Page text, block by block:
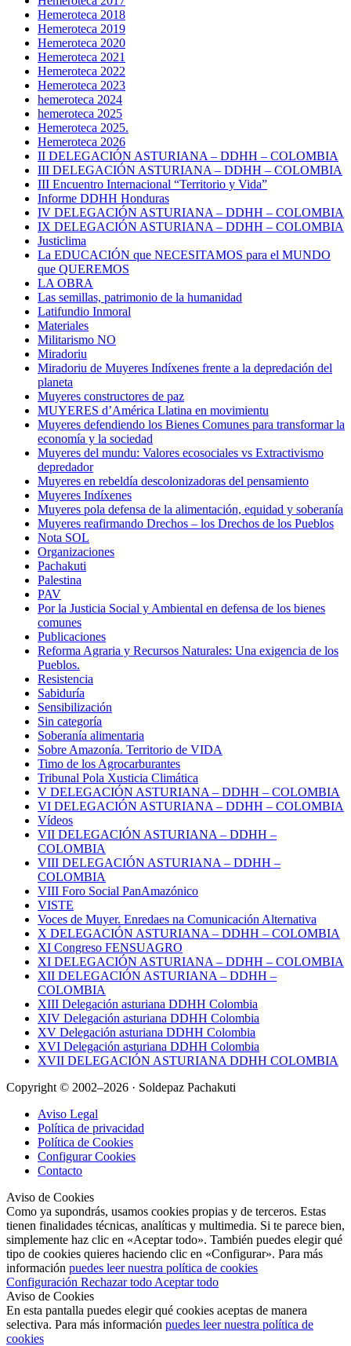
Hemeroteca 2018
Hemeroteca 2019
Hemeroteca 2020
Hemeroteca 2021
Hemeroteca 2022
Hemeroteca 2023
hemeroteca 2024
hemeroteca 2025
Hemeroteca 2025.
Hemeroteca 2026
II DELEGACIÓN ASTURIANA – DDHH – COLOMBIA
III DELEGACIÓN ASTURIANA – DDHH – COLOMBIA
III Encuentro Internacional “Territorio y Vida”
Informe DDHH Honduras
IV DELEGACIÓN ASTURIANA – DDHH – COLOMBIA
IX DELEGACIÓN ASTURIANA – DDHH – COLOMBIA
Justiclima
La EDUCACIÓN que NECESITAMOS para el MUNDO
que QUEREMOS
LA OBRA
Las semillas, patrimonio de la humanidad
Latifundio Inmoral
Materiales
Militarismo NO
Miradoriu
Miradoriu de Muyeres Indíxenes frente a la depredación del
planeta
Muyeres constructores de paz
MUYERES d’América Llatina en movimientu
Muyeres defendiendo los Bienes Comunes para transformar la
economía y la sociedad
Muyeres del mundu: Valores ecosociales vs Extractivismo
depredador
Muyeres en rebeldía descolonizadoras del pensamiento
Muyeres Indíxenes
Muyeres pola defensa de la alimentación, equidad y soberanía
Muyeres reafirmando Drechos – los Drechos de los Pueblos
Nota SOL
Organizaciones
Pachakuti
Palestina
PAV
Por la Justicia Social y Ambiental en defensa de los bienes
comunes
Publicaciones
Reforma Agraria y Recursos Naturales: Una exigencia de los
Pueblos.
Resistencia
Sabiduría
Sensibilización
Sin categoría
Soberanía alimentaria
Sobre Amazonía. Territorio de VIDA
Timo de los Agrocarburantes
Tribunal Pola Xusticia Climática
V DELEGACIÓN ASTURIANA – DDHH – COLOMBIA
VI DELEGACIÓN ASTURIANA – DDHH – COLOMBIA
Vídeos
VII DELEGACIÓN ASTURIANA – DDHH –
COLOMBIA
VIII DELEGACIÓN ASTURIANA – DDHH –
COLOMBIA
VIII Foro Social PanAmazónico
VISTE
Voces de Muyer. Enredaes na Comunicación Alternativa
X DELEGACIÓN ASTURIANA – DDHH – COLOMBIA
XI Congreso FENSUAGRO
XI DELEGACIÓN ASTURIANA – DDHH – COLOMBIA
XII DELEGACIÓN ASTURIANA – DDHH –
COLOMBIA
XIII Delegación asturiana DDHH Colombia
XIV Delegación asturiana DDHH Colombia
XV Delegación asturiana DDHH Colombia
XVI Delegación asturiana DDHH Colombia
XVII DELEGACIÓN ASTURIANA DDHH COLOMBIA
Copyright © 2002–2026 · Soldepaz Pachakuti
Aviso Legal
Política de privacidad
Política de Cookies
Configurar Cookies
Contacto
Aviso de Cookies
Como ya supondrás, usamos cookies propias y de terceros. Estas
tienen finalidades técnicas, analíticas y multimedia. Si te parece bien,
simplemente haz clic en «Aceptar todo». También puedes elegir qué
tipo de cookies quieres haciendo clic en «Configurar». Para más
información puedes leer nuestra política de cookies
Configuración Rechazar todo Aceptar todo
Aviso de Cookies
En esta pantalla puedes elegir qué cookies aceptas de manera
selectiva. Para más información puedes leer nuestra política de
cookies